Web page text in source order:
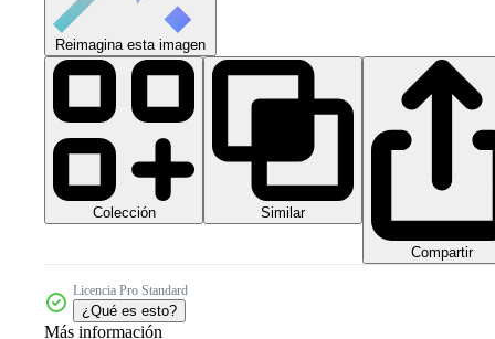
Reimagina esta imagen
Colección Similar
Compartir
Licencia Pro Standard
¿Qué es esto?
Más información